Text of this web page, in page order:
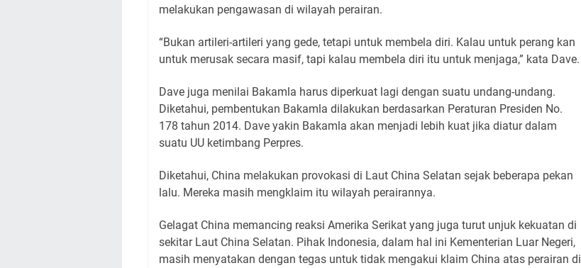
melakukan pengawasan di wilayah perairan.
“Bukan artileri-artileri yang gede, tetapi untuk membela diri. Kalau untuk perang kan
untuk merusak secara masif, tapi kalau membela diri itu untuk menjaga,” kata Dave.
Dave juga menilai Bakamla harus diperkuat lagi dengan suatu undang-undang.
Diketahui, pembentukan Bakamla dilakukan berdasarkan Peraturan Presiden No.
178 tahun 2014. Dave yakin Bakamla akan menjadi lebih kuat jika diatur dalam
suatu UU ketimbang Perpres.
Diketahui, China melakukan provokasi di Laut China Selatan sejak beberapa pekan
lalu. Mereka masih mengklaim itu wilayah perairannya.
Gelagat China memancing reaksi Amerika Serikat yang juga turut unjuk kekuatan di
sekitar Laut China Selatan. Pihak Indonesia, dalam hal ini Kementerian Luar Negeri,
masih menyatakan dengan tegas untuk tidak mengakui klaim China atas perairan di